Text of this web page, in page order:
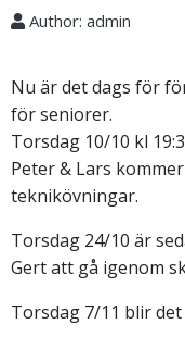
Author: admin
Nu är det dags för
för seniorer.
Torsdag 10/10 kl
Peter & Lars
teknikövningar.
Torsdag 24/10 är
Gert att gå igenom
Torsdag 7/11 blir